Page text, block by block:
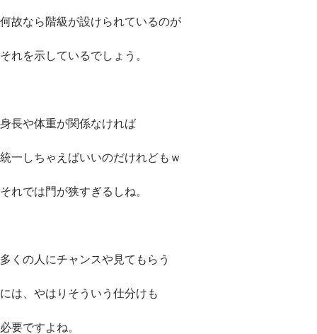
何故なら階級が設けられているのが
それを示しているでしょう。
身長や体重が関係なければ
統一しちゃえばいいのだけれどもｗ
それでは門が狭すぎるしね。
多くの人にチャンスや見てもらう
には、やはりそういう仕分けも
必要ですよね。